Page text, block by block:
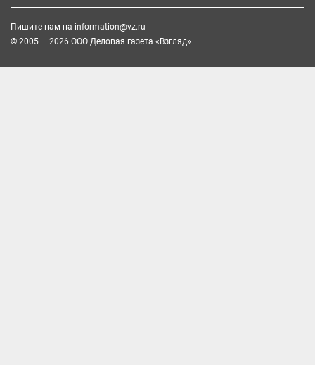
Пишите нам на information@vz.ru
© 2005 — 2026 ООО Деловая газета «Взгляд»